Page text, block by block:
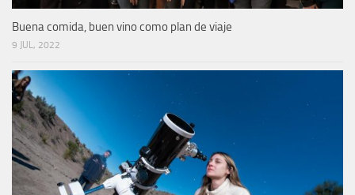
Buena comida, buen vino como plan de viaje
9 JUL, 2022